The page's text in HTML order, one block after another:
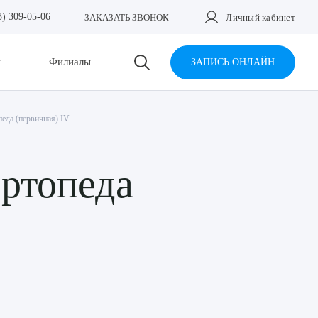
309-05-06 ЗАКАЗАТЬ ЗВОНОК Личный кабинет
Филиалы ЗАПИСЬ ОНЛАЙН
(первичная) IV